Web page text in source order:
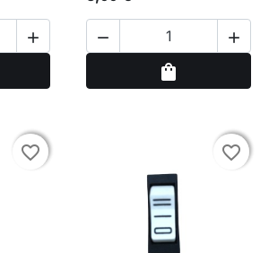
  
shopping_bag
favorite_border
favorite_border favorite_border
favorite_border